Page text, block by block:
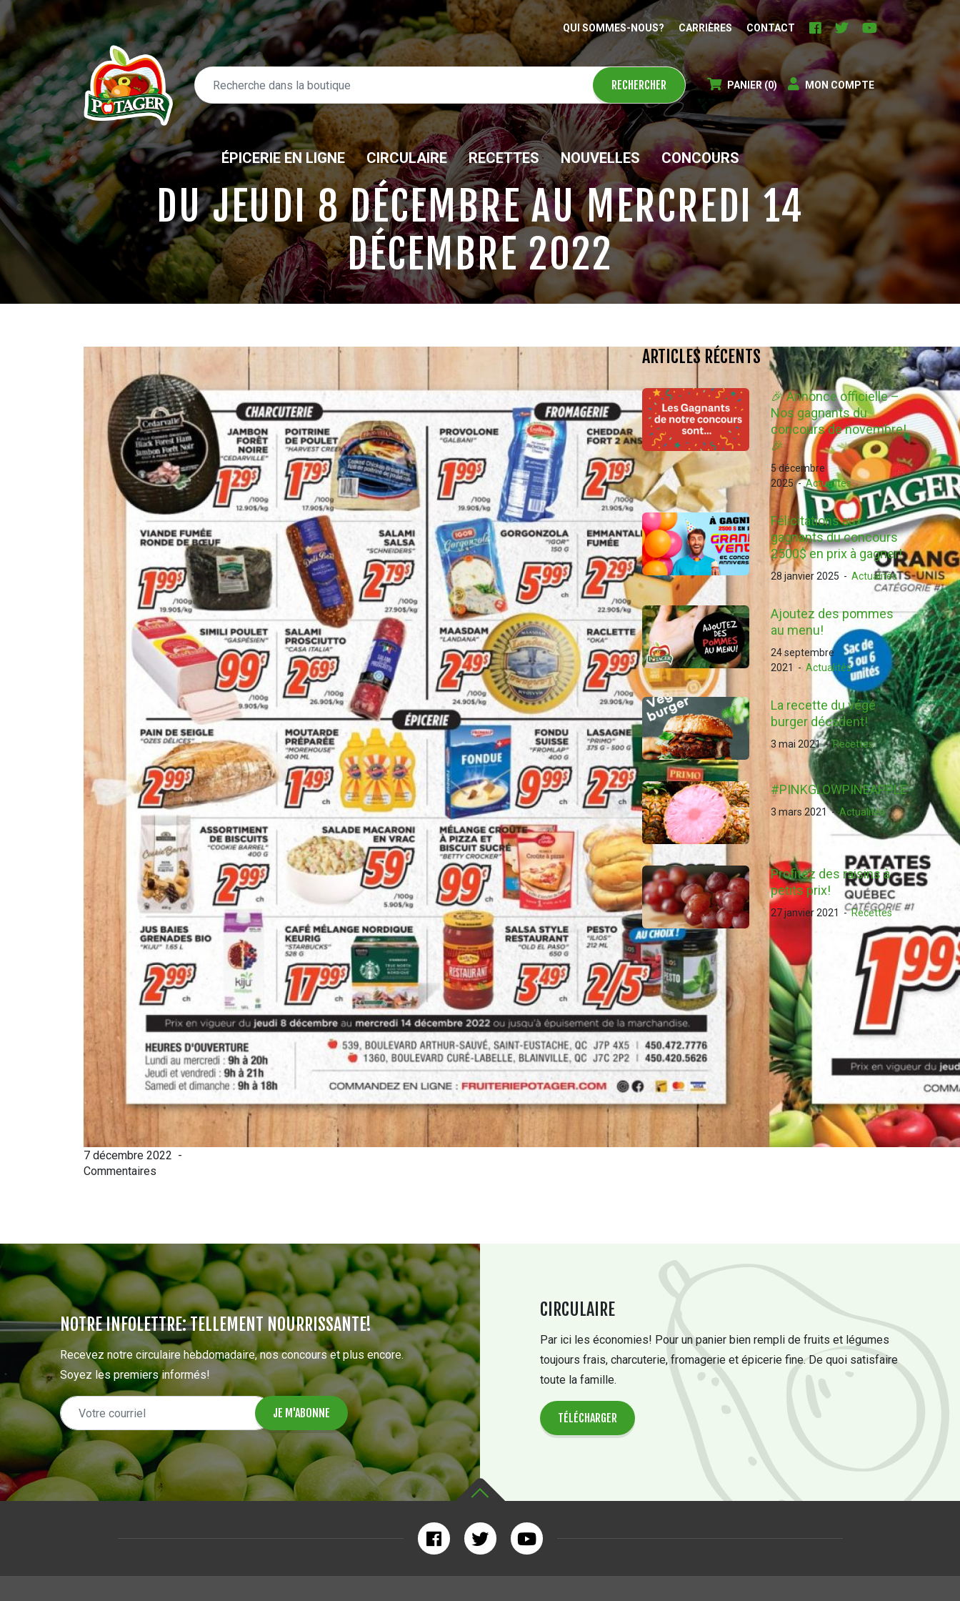
QUI SOMMES-NOUS? CARRIÈRES CONTACT
PANIER (0) MON COMPTE
ÉPICERIE EN LIGNE CIRCULAIRE RECETTES NOUVELLES CONCOURS
DU JEUDI 8 DÉCEMBRE AU MERCREDI 14
DÉCEMBRE 2022
QUI SOMMES-NOUS?
7 décembre 2022 -
Commentaires
ARTICLES RÉCENTS
🎉 Annonce officielle –
Nos gagnants du
concours de novembre!
🎉
5 décembre
2025-Actualités
Félicitations aux
gagnants du concours
2500$ en prix à gagner!
28 janvier 2025 - Actualités
Ajoutez des pommes
au menu!
24 septembre
2021
- Actualités
La recette du végé
burger décadent!
3 mai 2021-Recettes
#PINKGLOWPINEAPPLE
3 mars 2021-Actualités
Profitez des raisins à
petits prix!
27 janvier 2021 -Recettes
CIRCULAIRE
Par ici les économies! Pour un panier bien rempli de fruits et légumes
toujours frais, charcuterie, fromagerie et épicerie fine. De quoi satisfaire
toute la famille.
TÉLÉCHARGER
NOTRE INFOLETTRE: TELLEMENT NOURRISSANTE!
Recevez notre circulaire hebdomadaire, nos concours et plus encore.
Soyez les premiers informés!